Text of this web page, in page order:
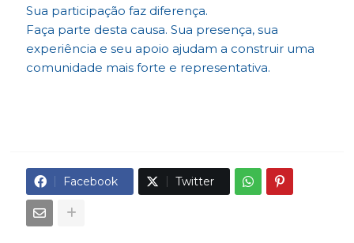
Sua participação faz diferença.
Faça parte desta causa. Sua presença, sua
experiência e seu apoio ajudam a construir uma
comunidade mais forte e representativa.
Facebook Twitter